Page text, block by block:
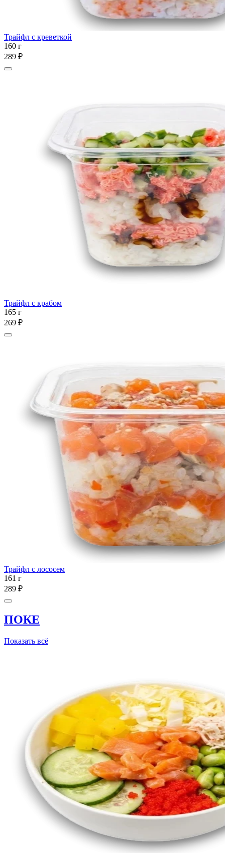
Трайфл с креветкой
160 г
289 ₽
Трайфл с крабом
165 г
269 ₽
Трайфл с лососем
161 г
289 ₽
ПОКЕ
Показать всё